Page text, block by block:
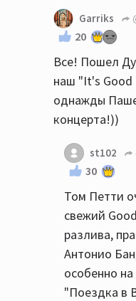
Garriks
20
Все! Пошел
наш "It's Good
однажды
концерта!))
st102
30
Том Петти
свежий
разлива,
Антонио
особенно
"Поездка в